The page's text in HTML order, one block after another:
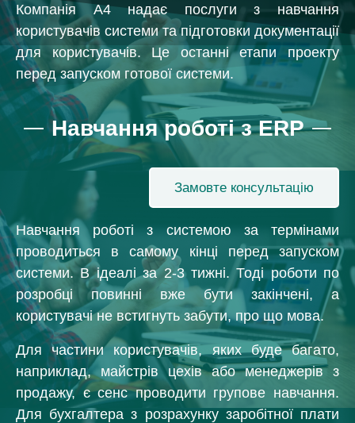
Компанія А4 надає послуги з навчання
користувачів системи та підготовки документації
для користувачів. Це останні етапи проекту
перед запуском готової системи.
Навчання роботі з ERP
Замовте консультацію
Навчання роботі з системою за термінами
проводиться в самому кінці перед запуском
системи. В ідеалі за 2-3 тижні. Тоді роботи по
розробці повинні вже бути закінчені, а
користувачі не встигнуть забути, про що мова.
Для частини користувачів, яких буде багато,
наприклад, майстрів цехів або менеджерів з
продажу, є сенс проводити групове навчання.
Для бухгалтера з розрахунку заробітної плати